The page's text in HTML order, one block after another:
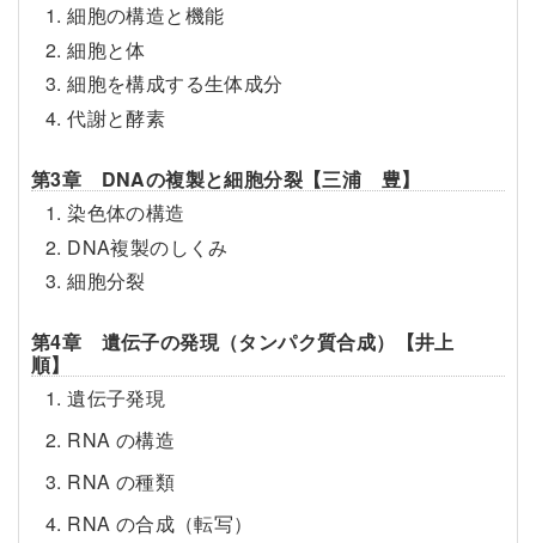
1. 細胞の構造と機能
2. 細胞と体
3. 細胞を構成する生体成分
4. 代謝と酵素
第3章 DNAの複製と細胞分裂【三浦 豊】
1. 染色体の構造
2. DNA複製のしくみ
3. 細胞分裂
第4章 遺伝子の発現（タンパク質合成）【井上
順】
1. 遺伝子発現
2. RNA の構造
3. RNA の種類
4. RNA の合成（転写）